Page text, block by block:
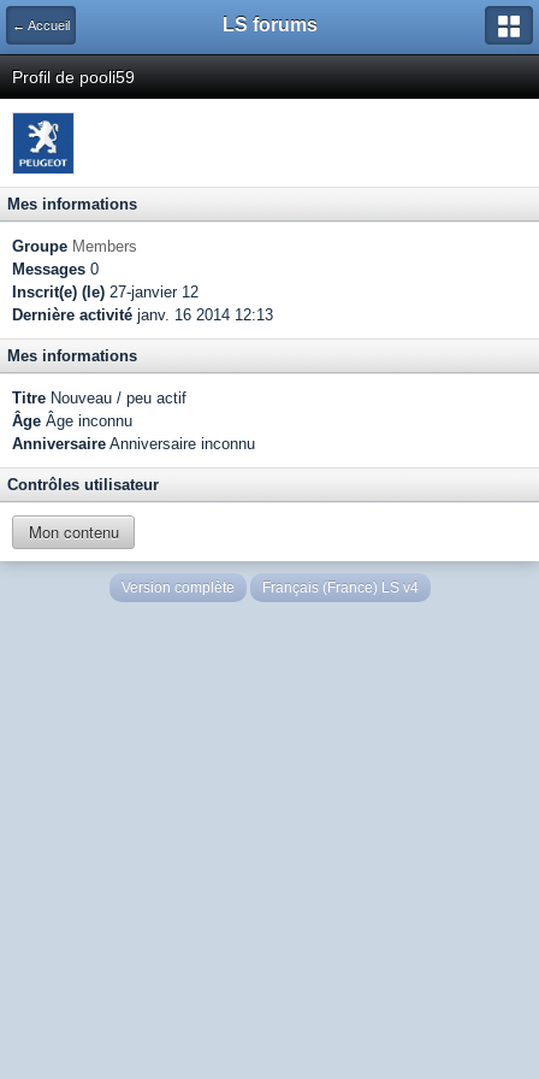
← Accueil LS forums
Profil de pooli59
Mes informations
Groupe Members
Messages 0
Inscrit(e) (le) 27-janvier 12
Dernière activité janv. 16 2014 12:13
Mes informations
Titre Nouveau / peu actif
Âge Âge inconnu
Anniversaire Anniversaire inconnu
Contrôles utilisateur
Mon contenu
Version complète Français (France) LS v4